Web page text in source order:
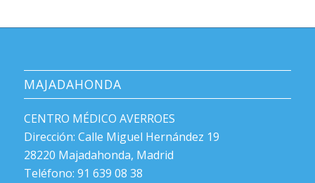
MAJADAHONDA
CENTRO MÉDICO AVERROES
Dirección: Calle Miguel Hernández 19
28220 Majadahonda, Madrid
Teléfono: 91 639 08 38